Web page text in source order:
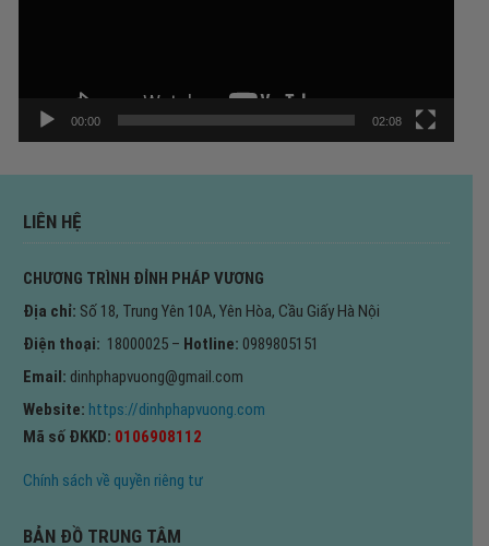
00:00 02:08
LIÊN HỆ
CHƯƠNG TRÌNH ĐỈNH PHÁP VƯƠNG
Địa chỉ: Số 18, Trung Yên 10A, Yên Hòa, Cầu Giấy Hà Nội
Điện thoại: 18000025 – Hotline: 0989805151
Email: dinhphapvuong@gmail.com
Website: https://dinhphapvuong.com
Mã số ĐKKD: 0106908112
Chính sách về quyền riêng tư
BẢN ĐỒ TRUNG TÂM